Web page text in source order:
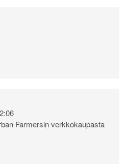
Farmersin verkkokaupasta